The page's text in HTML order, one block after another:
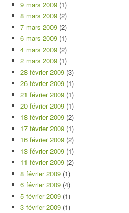
9 mars 2009 (1)
8 mars 2009 (2)
7 mars 2009 (2)
6 mars 2009 (1)
4 mars 2009 (2)
2 mars 2009 (1)
28 février 2009 (3)
26 février 2009 (1)
21 février 2009 (1)
20 février 2009 (1)
18 février 2009 (2)
17 février 2009 (1)
16 février 2009 (2)
13 février 2009 (1)
11 février 2009 (2)
8 février 2009 (1)
6 février 2009 (4)
5 février 2009 (1)
3 février 2009 (1)